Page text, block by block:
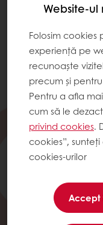
Website-ul
Folosim
experiență pe
recunoaște
precum și
Pentru a afla
cum să le
privind cookies.
cookies”,
cookies-urilor